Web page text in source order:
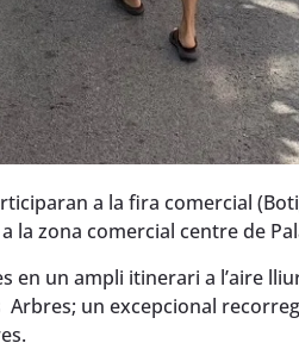
a la fira comercial
la zona comercial centre de
en un ampli itinerari a l’aire
un excepcional